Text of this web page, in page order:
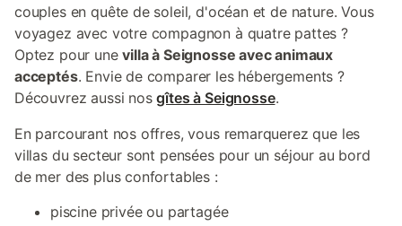
couples en quête de soleil, d'océan et de nature. Vous
voyagez avec votre compagnon à quatre pattes ?
Optez pour unevilla à Seignosse avec animaux
acceptés. Envie de comparer les hébergements ?
Découvrez aussi nosgîtes à Seignosse.
En parcourant nos offres, vous remarquerez que les
villas du secteur sont pensées pour un séjour au bord
de mer des plus confortables :
piscine privée ou partagée